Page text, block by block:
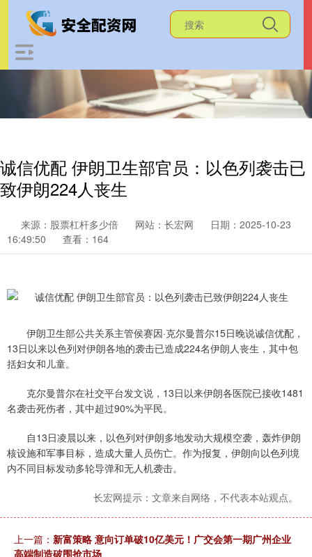
诚信优配 伊朗卫生部官员：以色列袭击已
致伊朗224人丧生
来源：股票杠杆多少倍 网站：长宏网
日期：2025-10-23
16:49:50
查看：164
伊朗卫生部公共关系主管侯赛因·克尔曼普尔15日晚说诚信优配，
13日以来以色列对伊朗各地的袭击已造成224名伊朗人丧生，其中包
括妇女和儿童。
克尔曼普尔在社交平台发文说，13日以来伊朗各医院已接收1481
名袭击死伤者，其中超过90%为平民。
自13日凌晨以来，以色列对伊朗多地发动大规模空袭，轰炸伊朗
核设施和军事目标，造成大量人员伤亡。作为报复，伊朗向以色列境
内不同目标发动多轮导弹和无人机袭击。
长宏网提示：文章来自网络，不代表本站观点。
上一篇： 新富策略 意向订单破10亿美元！广交会第一期广州企业
高端制造破围抢市场